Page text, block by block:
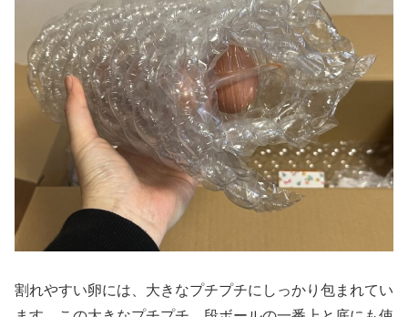
割れやすい卵には、大きなプチプチにしっかり包まれてい